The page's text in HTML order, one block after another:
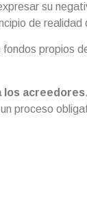
su
de realidad
propios
los acreedores
proceso